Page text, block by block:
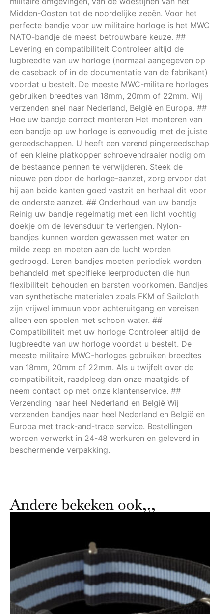
Midden-Oosten tot de noordelijke zeeën. Voor het
perfecte bandje voor uw militaire horloge is het MWC
NATO-bandje de meest betrouwbare keuze. ##
Levering en compatibiliteit Controleer altijd de
lugbreedte van uw horloge (normaal aangegeven op
de caseback of in de documentatie van de fabrikant)
voordat u bestelt. De meeste MWC-militaire horloges
gebruiken breedtes van 18mm, 20mm of 22mm. Wij
verzenden snel naar Nederland, België en Europa. ##
Hoe uw bandje correct monteren Het monteren van
een bandje op uw horloge is eenvoudig met de juiste
gereedschappen. U heeft een verend pingereedschap
of een kleine platkopper schroevendraaier nodig om
de bestaande pennen te verwijderen. Steek de
nieuwe pen door de horloge-aanzet, zorg ervoor dat
hij aan beide kanten goed vastzit en herhaal dit voor
de onderste aanzet. ## Onderhoud van uw bandje
Reinig uw bandje regelmatig met een licht vochtig
doekje om de levensduur te verlengen. Nylon-
bandjes kunnen worden gewassen met water en
milde zeep en moeten aan de lucht worden
gedroogd. Leren bandjes moeten periodiek worden
behandeld met specifieke leerproducten die hun
flexibiliteit behouden en barsten voorkomen. Bandjes
van synthetische materialen zoals FKM of Sailcloth
zijn vrijwel immuun voor achteruitgang en vereisen
alleen een spoelen met schoon water. ##
Compatibiliteit met uw horloge Controleer altijd de
lugbreedte van uw horloge voordat u bestelt. De
meeste militaire MWC-horloges gebruiken breedtes
van 18mm, 20mm of 22mm. Als u twijfelt over de
compatibiliteit, raadpleeg dan onze maatgids of
neem contact op met onze klantenservice. ##
Verzending naar heel Nederland en België Wij
verzenden bandjes naar heel Nederland en België en
Europa met track-and-trace service. Bestellingen
worden verwerkt in 24-48 werkuren en geleverd in
beschermende verpakking.
Andere bekeken ook,,,